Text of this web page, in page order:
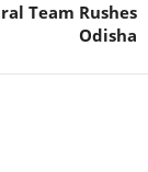
Team Rushes
Odisha